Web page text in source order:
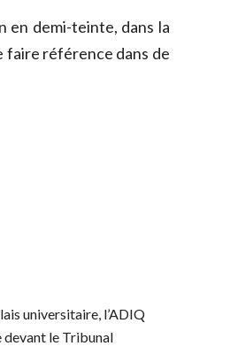
en demi-teinte, dans la
faire référence dans de
universitaire, l’ADIQ
devant le Tribunal